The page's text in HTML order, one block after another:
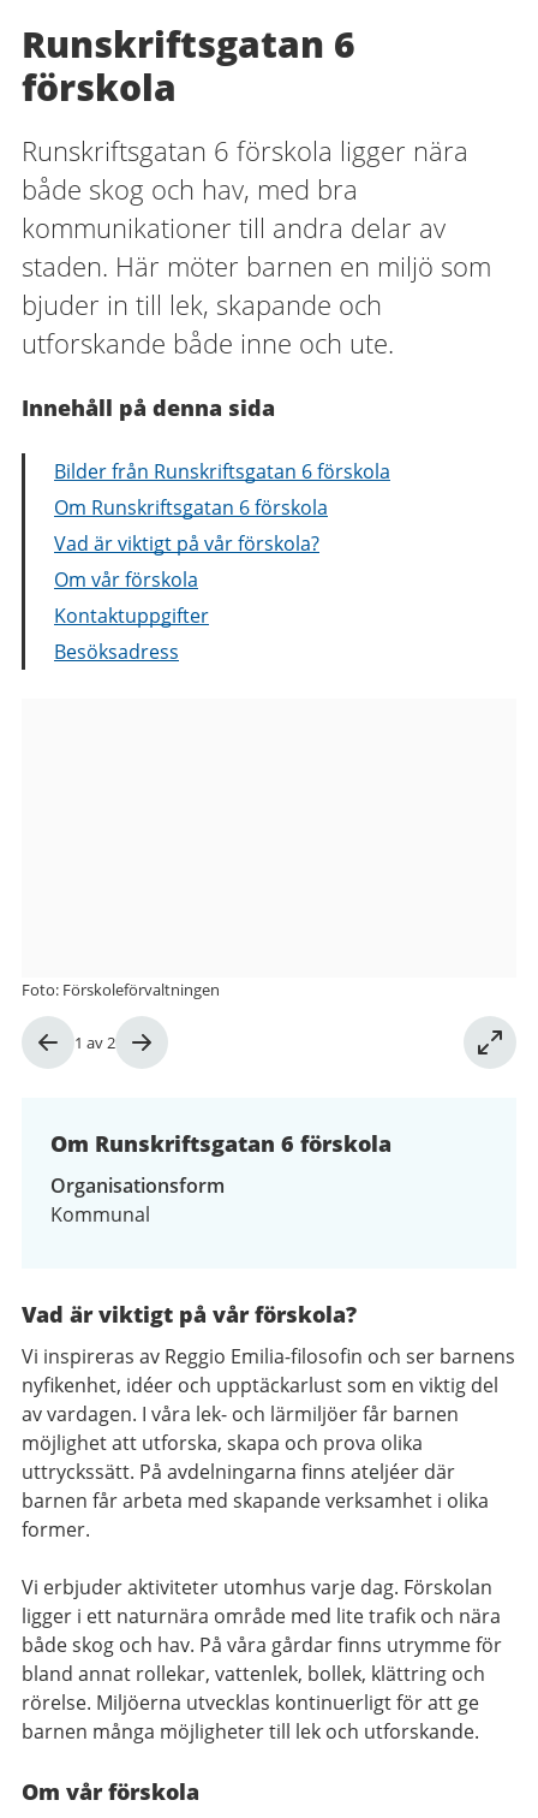
Runskriftsgatan 6
förskola
Runskriftsgatan 6 förskola ligger nära
både skog och hav, med bra
kommunikationer till andra delar av
staden. Här möter barnen en miljö som
bjuder in till lek, skapande och
utforskande både inne och ute.
Innehåll på denna sida
Bilder från Runskriftsgatan 6 förskola
Om Runskriftsgatan 6 förskola
Vad är viktigt på vår förskola?
Om vår förskola
Kontaktuppgifter
Besöksadress
Bild
1 av 2
Foto: Förskoleförvaltningen
Om Runskriftsgatan 6 förskola
Organisationsform
Kommunal
Vad är viktigt på vår förskola?
Vi inspireras av Reggio Emilia-filosofin och ser barnens
nyfikenhet, idéer och upptäckarlust som en viktig del
av vardagen. I våra lek- och lärmiljöer får barnen
möjlighet att utforska, skapa och prova olika
uttryckssätt. På avdelningarna finns ateljéer där
barnen får arbeta med skapande verksamhet i olika
former.
Vi erbjuder aktiviteter utomhus varje dag. Förskolan
ligger i ett naturnära område med lite trafik och nära
både skog och hav. På våra gårdar finns utrymme för
bland annat rollekar, vattenlek, bollek, klättring och
rörelse. Miljöerna utvecklas kontinuerligt för att ge
barnen många möjligheter till lek och utforskande.
Om vår förskola